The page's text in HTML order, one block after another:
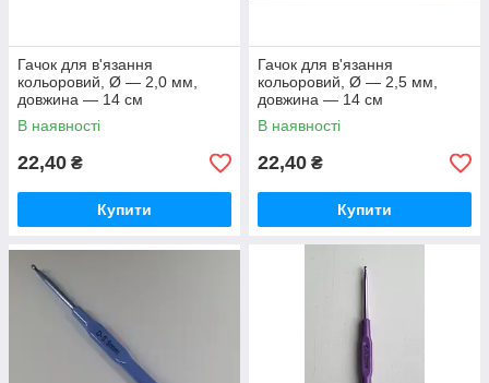
Гачок для в'язання
кольоровий, Ø — 2,0 мм,
довжина — 14 см
В наявності
22,40 ₴
Купити
Гачок для в'язання
кольоровий, Ø — 2,5 мм,
довжина — 14 см
В наявності
22,40 ₴
Купити